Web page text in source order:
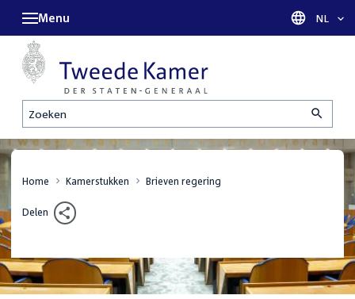
Zoeken
Menu Taal
NL
Home Kamerstukken Brieven regering
Delen